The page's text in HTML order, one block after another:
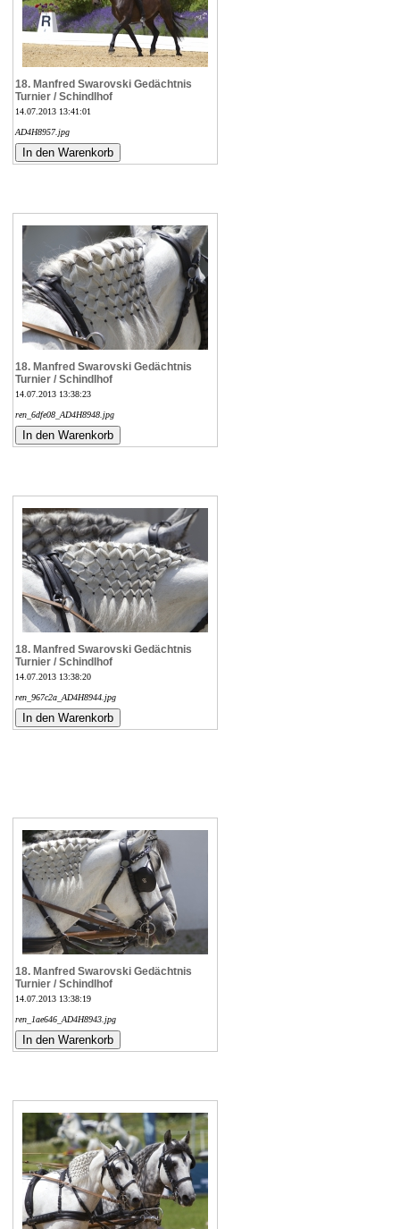
18. Manfred Swarovski Gedächtnis
Turnier / Schindlhof
14.07.2013 13:41:01
AD4H8957.jpg
18. Manfred Swarovski Gedächtnis
Turnier / Schindlhof
14.07.2013 13:38:23
ren_6dfe08_AD4H8948.jpg
18. Manfred Swarovski Gedächtnis
Turnier / Schindlhof
14.07.2013 13:38:20
ren_967c2a_AD4H8944.jpg
18. Manfred Swarovski Gedächtnis
Turnier / Schindlhof
14.07.2013 13:38:19
ren_1ae646_AD4H8943.jpg